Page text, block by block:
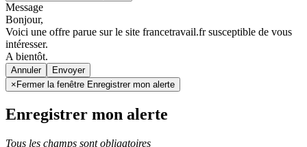
Message
Bonjour,
Voici une offre parue sur le site francetravail.fr susceptible de vous
intéresser.
A bientôt.
Annuler
× Fermer la fenêtre Enregistrer mon alerte
Enregistrer mon alerte
Tous les champs sont obligatoires